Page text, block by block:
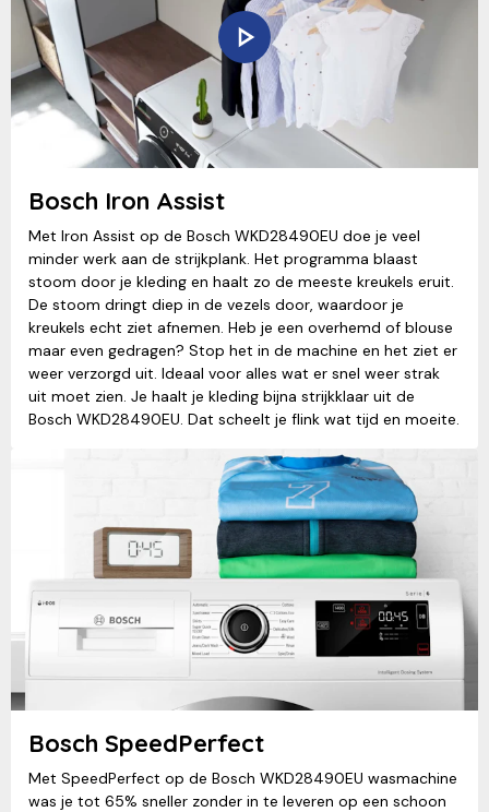
Bosch Iron Assist
Met Iron Assist op de Bosch WKD28490EU doe je veel
minder werk aan de strijkplank. Het programma blaast
stoom door je kleding en haalt zo de meeste kreukels eruit.
De stoom dringt diep in de vezels door, waardoor je
kreukels echt ziet afnemen. Heb je een overhemd of blouse
maar even gedragen? Stop het in de machine en het ziet er
weer verzorgd uit. Ideaal voor alles wat er snel weer strak
uit moet zien. Je haalt je kleding bijna strijkklaar uit de
Bosch WKD28490EU. Dat scheelt je flink wat tijd en moeite.
Bosch SpeedPerfect
Met SpeedPerfect op de Bosch WKD28490EU wasmachine
was je tot 65% sneller zonder in te leveren op een schoon